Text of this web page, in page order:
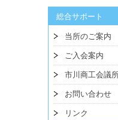
総合サポート
当所のご案内
ご入会案内
市川商工会議
お問い合わせ
リンク